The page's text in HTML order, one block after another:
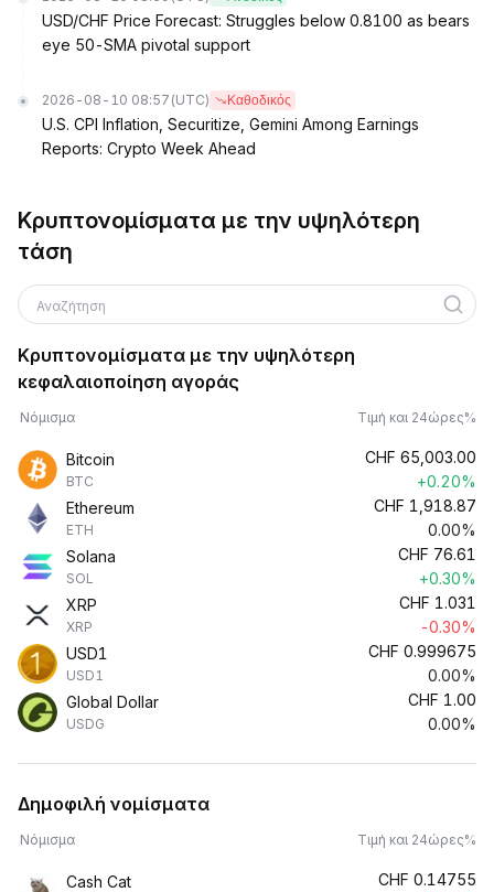
USD/CHF Price Forecast: Struggles below 0.8100 as bears
eye 50-SMA pivotal support
2026-08-10 08:57 (UTC) Καθοδικός
U.S. CPI Inflation, Securitize, Gemini Among Earnings
Reports: Crypto Week Ahead
Κρυπτονομίσματα με την υψηλότερη
τάση
Αναζήτηση
Κρυπτονομίσματα με την υψηλότερη
κεφαλαιοποίηση αγοράς
Νόμισμα Τιμή και 24ώρες%
Bitcoin
BTC
CHF 65,003.00
+0.20%
Ethereum
ETH
CHF 1,918.87
0.00%
Solana
SOL
CHF 76.61
+0.30%
XRP
XRP
CHF 1.031
-0.30%
USD1
USD1
CHF 0.999675
0.00%
Global Dollar
USDG
CHF 1.00
0.00%
Δημοφιλή νομίσματα
Νόμισμα Τιμή και 24ώρες%
Cash Cat CHF 0.14755